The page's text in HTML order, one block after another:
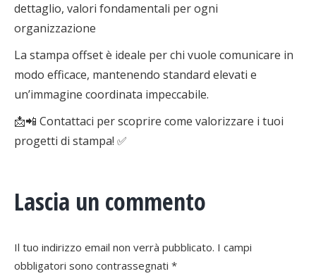
dettaglio, valori fondamentali per ogni
organizzazione
La stampa offset è ideale per chi vuole comunicare in
modo efficace, mantenendo standard elevati e
un’immagine coordinata impeccabile.
📩📲 Contattaci per scoprire come valorizzare i tuoi
progetti di stampa! ✅
Lascia un commento
Il tuo indirizzo email non verrà pubblicato. I campi
obbligatori sono contrassegnati *